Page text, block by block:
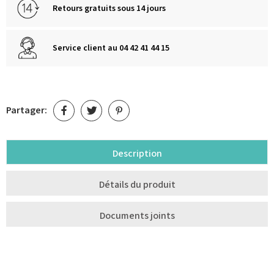
Retours gratuits sous 14 jours
Service client au 04 42 41 44 15
Partager:
Description
Détails du produit
Documents joints